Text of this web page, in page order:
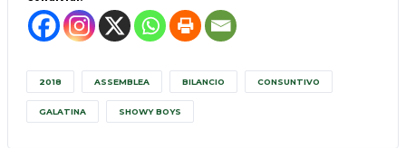
2018 ASSEMBLEA BILANCIO CONSUNTIVO
GALATINA SHOWY BOYS